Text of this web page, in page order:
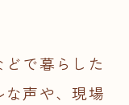
で暮らした
声や、現場